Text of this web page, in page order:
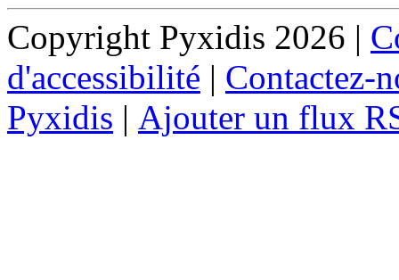
Copyright Pyxidis 2026 |
d'accessibilité | Contactez-
Pyxidis | Ajouter un flux